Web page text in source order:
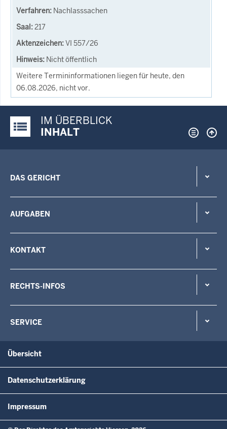
Nachlasssachen
217
VI 557/26
Nicht öffentlich
Weitere Termininformationen liegen für heute, den
06.08.2026, nicht vor.
Justiz-Portal im Überblick:
IM ÜBERBLICK
INHALT
DAS GERICHT
AUFGABEN
KONTAKT
RECHTS-INFOS
SERVICE
Übersicht
Datenschutzerklärung
Impressum